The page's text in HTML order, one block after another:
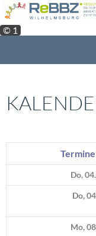
Zum
Inhalt
springen
© 1
Do,
Do,
Mo,